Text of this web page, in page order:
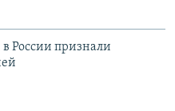
России признали